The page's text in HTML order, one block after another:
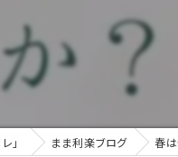
マネジメント研修
ママ起業応援講座
ビジトレ for スクー
」 まま利楽ブログ 春